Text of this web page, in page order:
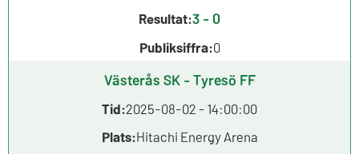
Resultat:3 - 0
Publiksiffra:0
Västerås SK - Tyresö FF
Tid:2025-08-02 - 14:00:00
Plats:Hitachi Energy Arena